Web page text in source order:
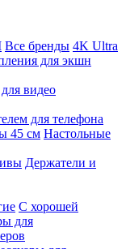
Все бренды 4K Ultra
для экшн
видео
для телефона
45 см Настольные
Держатели и
С хорошей
для